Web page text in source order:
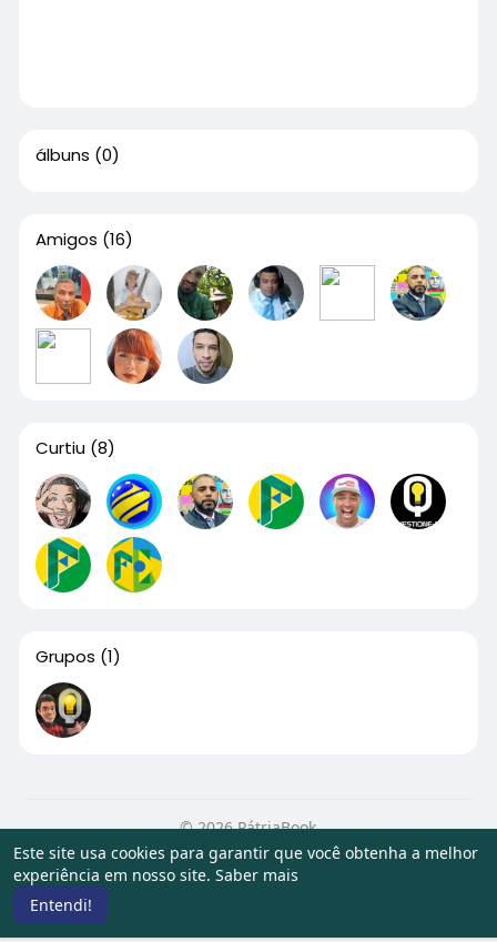
Este site usa cookies para garantir que você obtenha a melhor
experiência em nosso site. Saber mais
Entendi!
álbuns (0)
Amigos (16)
Curtiu (8)
Grupos (1)
© 2026 PátriaBook
Início
Sobre Contato Privacidade
Termos de Uso
Artigos